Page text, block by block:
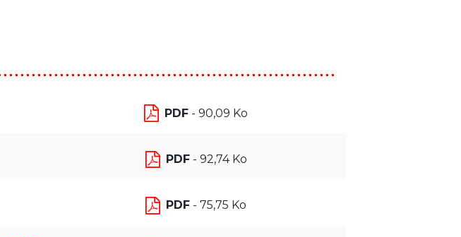
PDF - 90,09 Ko
PDF- 92,74 Ko
PDF - 75,75 Ko